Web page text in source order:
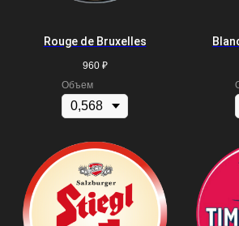
Rouge de Bruxelles
960 ₽
Объем